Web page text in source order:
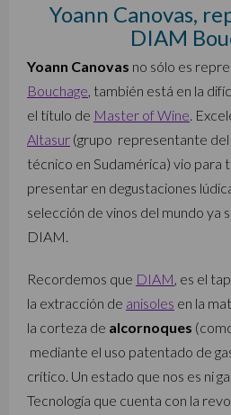
Yoann Canovas,
DIAM
Yoann Canovas no sólo es
Bouchage, también está en la
el título de Master of Wine.
Altasur (grupo representante
técnico en Sudamérica) vio para
presentar en degustaciones
selección de vinos del mundo ya
DIAM.
Recordemos que DIAM, es el
la extracción de anisoles en la
la corteza de alcornoques
mediante el uso patentado de
crítico. Un estado que nos es ni
Tecnología que cuenta con la